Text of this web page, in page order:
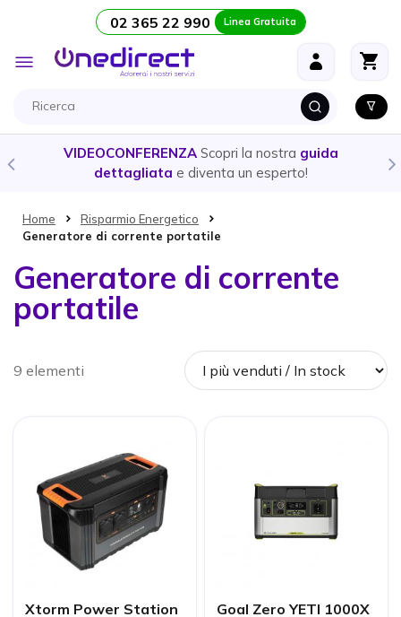
Salta al contenuto 02 365 22 990 Linea Gratuita
Toggle
Nav
VIDEOCONFERENZA Scopri la nostra guida
dettagliata e diventa un esperto!
Home
Risparmio Energetico
Generatore di corrente portatile
Generatore di corrente
portatile
9 elementi
Xtorm Power Station
Goal Zero YETI 1000X